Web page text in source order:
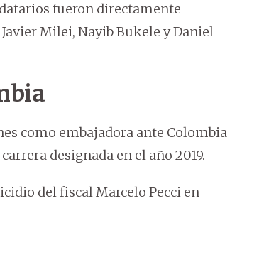
fueron directamente
Milei, Nayib Bukele y Daniel
como embajadora ante Colombia
designada en el año 2019.
del fiscal Marcelo Pecci en